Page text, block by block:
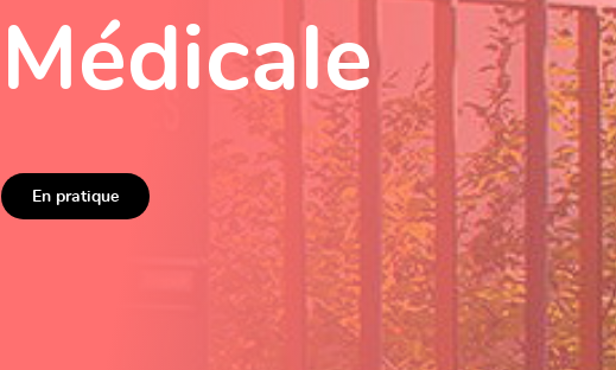
Médicale
En pratique